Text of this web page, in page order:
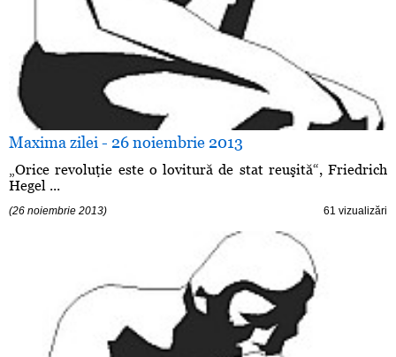
Maxima zilei - 26 noiembrie 2013
„Orice revoluţie este o lovitură de stat reuşită“, Friedrich
Hegel ...
(26 noiembrie 2013) 61 vizualizări